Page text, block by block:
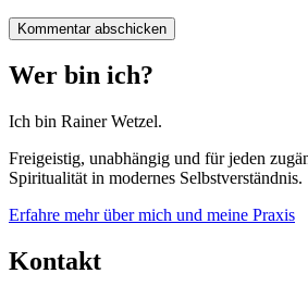
Wer bin ich?
Ich bin Rainer Wetzel.
Freigeistig, unabhängig und für jeden
Spiritualität in modernes Selbstverständnis.
Erfahre mehr über mich und meine Praxis
Kontakt